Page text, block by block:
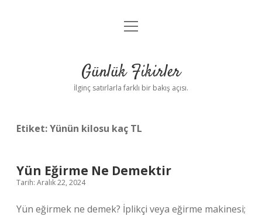
Anasayfa
Yasal Uyarı
menüyü
Günlük Fikirler
İlginç satırlarla farklı bir bakış açısı.
Etiket:Yünün kilosu kaç TL
Yün Eğirme Ne Demektir
Tarih: Aralık 22, 2024
Yün eğirmek ne demek? İplikçi veya eğirme makinesi;